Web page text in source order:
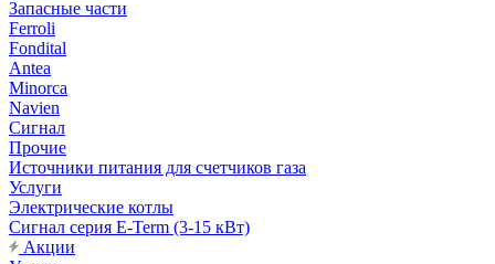
Запасные части
Ferroli
Fondital
Antea
Minorca
Navien
Сигнал
Прочие
Источники питания для счетчиков газа
Услуги
Электрические котлы
Сигнал серия E-Term (3-15 кВт)
Акции